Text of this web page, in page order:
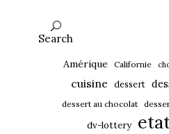
Search
Amérique Californie
cuisine dessert
dessert au chocolat
dv-lottery